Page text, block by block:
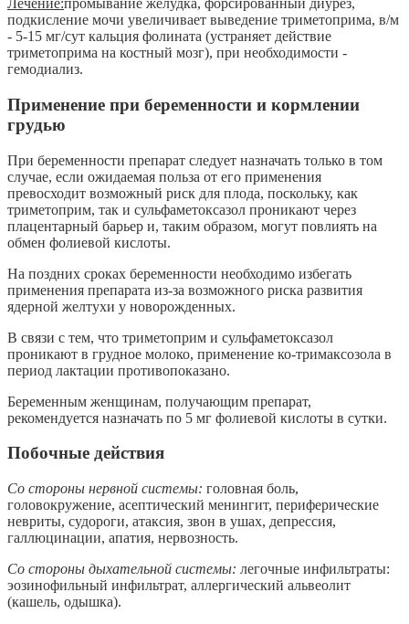
Лечение:промывание желудка, форсированный диурез,
подкисление мочи увеличивает выведение триметоприма, в/м
- 5-15 мг/сут кальция фолината (устраняет действие
триметоприма на костный мозг), при необходимости -
гемодиализ.
Применение при беременности и кормлении
грудью
При беременности препарат следует назначать только в том
случае, если ожидаемая польза от его применения
превосходит возможный риск для плода, поскольку, как
триметоприм, так и сульфаметоксазол проникают через
плацентарный барьер и, таким образом, могут повлиять на
обмен фолиевой кислоты.
На поздних сроках беременности необходимо избегать
применения препарата из-за возможного риска развития
ядерной желтухи у новорожденных.
В связи с тем, что триметоприм и сульфаметоксазол
проникают в грудное молоко, применение ко-тримаксозола в
период лактации противопоказано.
Беременным женщинам, получающим препарат,
рекомендуется назначать по 5 мг фолиевой кислоты в сутки.
Побочные действия
Со стороны нервной системы: головная боль,
головокружение, асептический менингит, периферические
невриты, судороги, атаксия, звон в ушах, депрессия,
галлюцинации, апатия, нервозность.
Со стороны дыхательной системы: легочные инфильтраты:
эозинофильный инфильтрат, аллергический альвеолит
(кашель, одышка).